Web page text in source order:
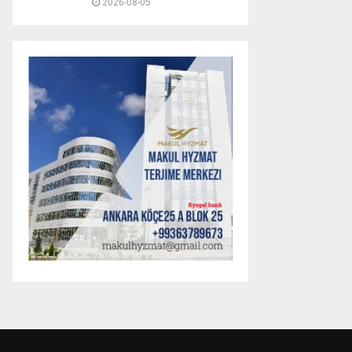
2026-08-05